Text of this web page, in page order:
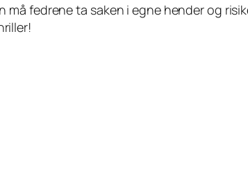
må fedrene ta saken i egne hender og